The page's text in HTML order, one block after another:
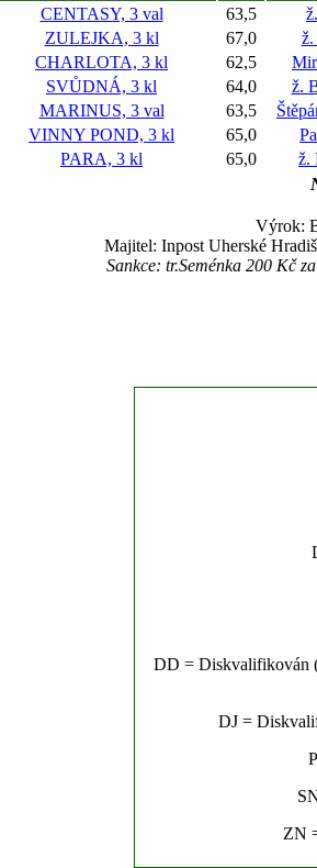
CENTASY, 3 val 63,5
ZULEJKA, 3 kl 67,0
ž.
CHARLOTA, 3 kl 62,5
SVŮDNÁ, 3 kl 64,0
ž.
MARINUS, 3 val 63,5
VINNY POND, 3 kl 65,0
PARA, 3 kl 65,0
ž.
Výrok:
Majitel: Inpost Uherské
Sankce: tr.Seménka 200 Kč
DD = Diskvalifikován
DJ =
ZN